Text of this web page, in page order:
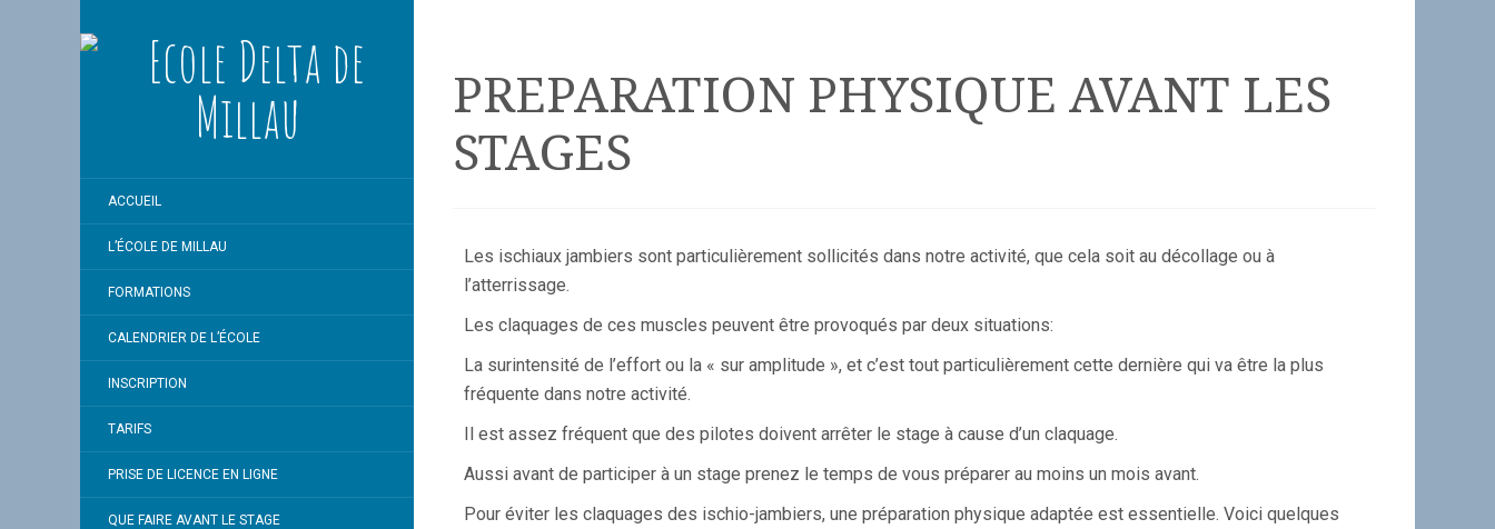
ACCUEIL
L’ÉCOLE DE MILLAU
FORMATIONS
CALENDRIER DE L’ÉCOLE
INSCRIPTION
TARIFS
PRISE DE LICENCE EN LIGNE
QUE FAIRE AVANT LE STAGE
PREPARATION PHYSIQUE AVANT LES
STAGES
Les ischiaux jambiers sont particulièrement sollicités dans notre activité, que cela soit au décollage ou à
l’atterrissage.
Les claquages de ces muscles peuvent être provoqués par deux situations:
La surintensité de l’effort ou la « sur amplitude », et c’est tout particulièrement cette dernière qui va être la plus
fréquente dans notre activité.
Il est assez fréquent que des pilotes doivent arrêter le stage à cause d’un claquage.
Aussi avant de participer à un stage prenez le temps de vous préparer au moins un mois avant.
Pour éviter les claquages des ischio-jambiers, une préparation physique adaptée est essentielle. Voici quelques